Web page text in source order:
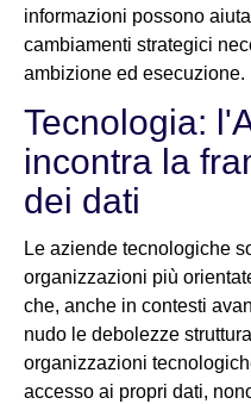
informazioni possono
cambiamenti strategici
ambizione ed esecuzione.
Tecnologia:
incontra la
dei dati
Le aziende tecnologiche
organizzazioni più
che, anche in contesti
nudo le debolezze
organizzazioni
accesso ai propri dati,